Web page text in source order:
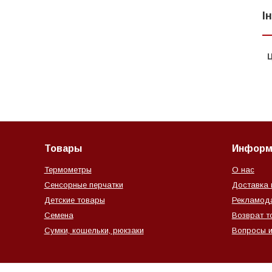
Товары
Термометры
Сенсорные перчатки
Детские товары
Семена
Сумки, кошельки, рюкзаки
О нас
Доставка
Возврат
Вопросы